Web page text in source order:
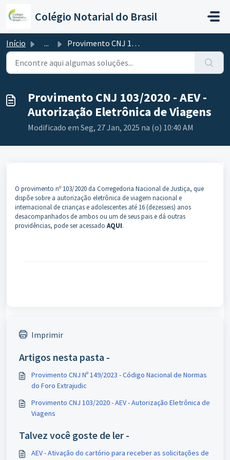
Colégio Notarial do Brasil
Início ... Provimento CNJ 103/2020 - AEV - Autorização Eletrônica de...
Provimento CNJ 103/2020 - AEV -
Autorização Eletrônica de Viagens
Modificado em Seg, 27 Jan, 2025 na (o) 10:40 AM
O provimento nº 103/2020 da Corregedoria Nacional de Justiça, que
dispõe sobre a autorização eletrônica de viagem nacional e
internacional de crianças e adolescentes até 16 (dezesseis) anos
desacompanhados de ambos ou um de seus pais e dá outras
providências, pode ser acessado AQUI.
Imprimir
Artigos nesta pasta -
Provimento CNJ Nº 149/2023 - Código Nacional de Normas
do Foro Extrajudic
Provimento CNJ 103/2020 - AEV - Autorização Eletrônica de
Viagens
Talvez você goste de ler -
AEV - Ativação do cartório para receber as solicitações de